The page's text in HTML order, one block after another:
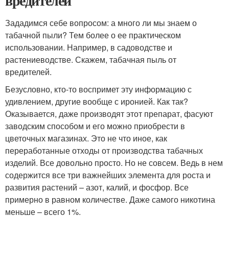
Зададимся себе вопросом: а много ли мы знаем о
табачной пыли? Тем более о ее практическом
использовании. Например, в садоводстве и
растениеводстве. Скажем, табачная пыль от
вредителей.
Безусловно, кто-то воспримет эту информацию с
удивлением, другие вообще с иронией. Как так?
Оказывается, даже производят этот препарат, фасуют
заводским способом и его можно приобрести в
цветочных магазинах. Это не что иное, как
переработанные отходы от производства табачных
изделий. Все довольно просто. Но не совсем. Ведь в нем
содержится все три важнейших элемента для роста и
развития растений – азот, калий, и фосфор. Все
примерно в равном количестве. Даже самого никотина
меньше – всего 1%.